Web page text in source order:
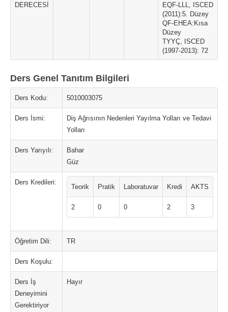
DERECESİ
EQF-LLL, ISCED
(2011):5. Düzey
QF-EHEA:Kısa
Düzey
TYYÇ, ISCED
(1997-2013): 72
Ders Genel Tanıtım Bilgileri
Ders Kodu: 5010003075
Ders İsmi:
Diş Ağrısının Nedenleri Yayılma Yolları ve Tedavi
Yolları
Ders Yarıyılı:
Bahar
Güz
Ders Kredileri:
Teorik Pratik Laboratuvar Kredi AKTS
2 0 0 2 3
Öğretim Dili: TR
Ders Koşulu:
Ders İş
Deneyimini
Gerektiriyor
Hayır